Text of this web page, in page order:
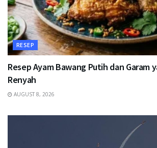
RESEP
Resep Ayam Bawang Putih dan Garam
Renyah
AUGUST 8, 2026